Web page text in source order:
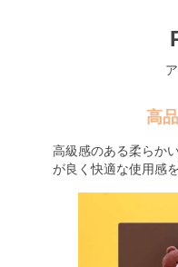
高
高級感のある柔らか
が良く快適な使用感を